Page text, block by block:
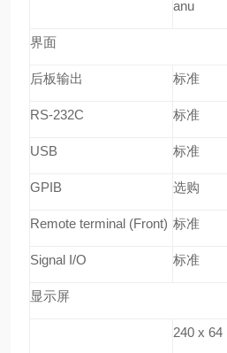
anu
界面
后板输出 标准
RS-232C 标准
USB 标准
GPIB 选购
Remote terminal (Front) 标准
Signal I/O 标准
显示屏
240 x 64